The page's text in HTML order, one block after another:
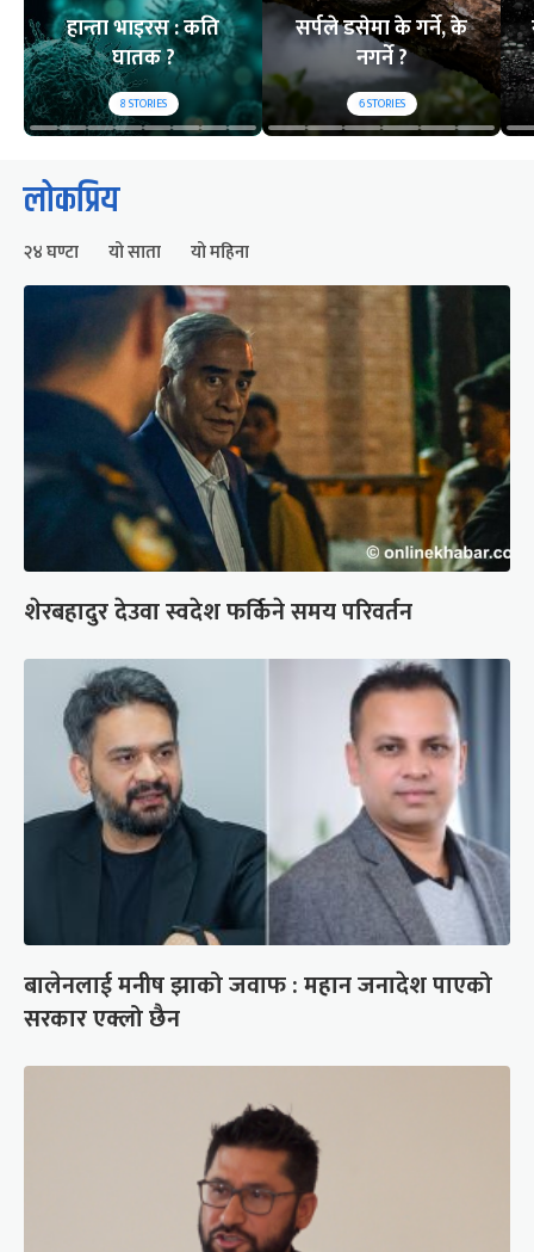
हान्ता भाइरस : कति
घातक ?
8STORIES
सर्पले डसेमा के गर्ने, के
नगर्ने ?
6STORIES
लोकप्रिय
२४ घण्टा यो साता यो महिना
शेरबहादुर देउवा स्वदेश फर्किने समय परिवर्तन
बालेनलाई मनीष झाको जवाफ : महान जनादेश पाएको
सरकार एक्लो छैन